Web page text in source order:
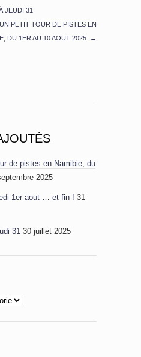
JEUDI 31
PETIT TOUR DE PISTES EN
DU 1ER AU 10 AOUT 2025.
→
de pistes en Namibie, du
2025
1er aout … et fin ! 31
31 30 juillet 2025